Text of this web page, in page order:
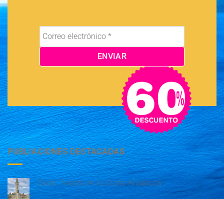
PUBLIACIONES DESTACADAS
Cádiz: Tesoro en la Costa Andaluza